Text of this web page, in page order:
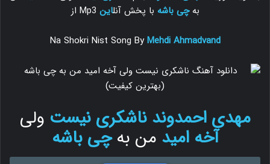
بهچی باشه با پخش آنلاین
Na Shokri Nist Song ByMehdi Ahmadvand
مهدی احمدوند ناشکری نیست ولی
آخه امید من بهچی باشه